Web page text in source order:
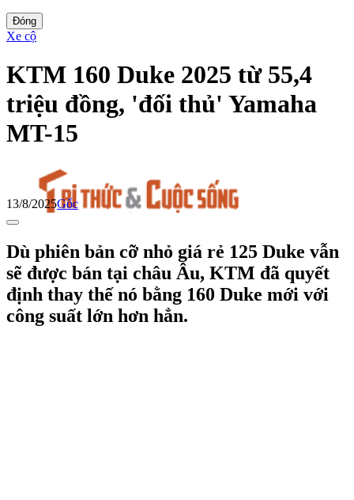
Đóng
Xe cộ
KTM 160 Duke 2025 từ 55,4
triệu đồng, 'đối thủ' Yamaha
MT-15
13/8/2025Gốc
Dù phiên bản cỡ nhỏ giá rẻ 125 Duke vẫn
sẽ được bán tại châu Âu, KTM đã quyết
định thay thế nó bằng 160 Duke mới với
công suất lớn hơn hẳn.